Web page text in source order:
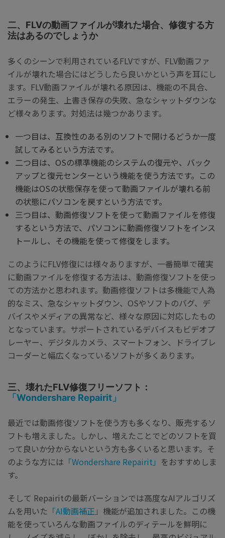
二、FLVの動画ファイルが壊れた場合、修復する方
法はあるのでしょうか
多くのシーンで利用されているFLVですが、FLV動画ファ
イルが壊れた場合にはどうしたら良いかという声を耳にし
ます。FLV動画ファイルが壊れる原因は、機能の不具合、
エラーの発生、上書き保存の失敗、急なシャットダウンな
ど様々あります。対処法は幾つかあります。
一つ目は、互換性のある別のソフトで開けるどうか一度
試してみるという方法です。
二つ目は、OSの標準機能のシステムの復元や、バック
アップと復元センターという機能を使う方法です。この
機能はOSの状態保存を使って動画ファイルが壊れる前
の状態にパソコンを戻すという方法です。
三つ目は、動画修復ソフトを使って動画ファイルを修復
するという方法で、パソコンに動画修復ソフトをインス
トールし、その機能を使って修復をします。
このようにFLV修復には様々ありますが、一番簡単で確実
に動画ファイルを修復する方法は、動画修復ソフトを使っ
ての方法かと思われます。動画修復ソフトは多機能で人為
的なミス、急なシャットダウン、OSやソフトのバグ、デ
バイスやメディアの異常など、様々な原因に対応したもの
となっています。サポートされているデバイスもビデオプ
レーヤー、デジタルカメラ、スマートフォン、ドライブレ
コーダーと幅広くなっているソフトが多くあります。
三、壊れたFLV修復フリーソフト：
「Wondershare Repairit」
最近では動画修復ソフトを使う方も多くなり、販売するソ
フトも増えました。しかし、増えたことでどのソフトを買
って良いか分からないという方も多くいると思います。そ
のような方には 「Wondershare Repairit」 をおすすめしま
す。
そして Repairitの最新バーションでは高度なAIアルゴリズ
ムを用いた 「AI動画補正」 機能が追加されました。この機
能を使っていろんな動画ファイルのディテールを鮮明に